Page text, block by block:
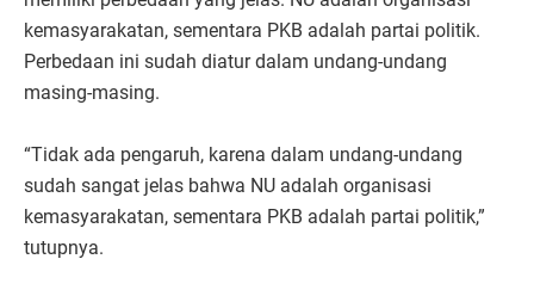
kemasyarakatan, sementara PKB adalah partai politik.
Perbedaan ini sudah diatur dalam undang-undang
masing-masing.
“Tidak ada pengaruh, karena dalam undang-undang
sudah sangat jelas bahwa NU adalah organisasi
kemasyarakatan, sementara PKB adalah partai politik,”
tutupnya.